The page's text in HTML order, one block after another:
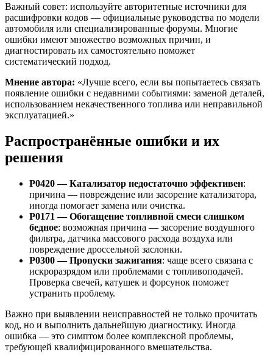
Важный совет: используйте авторитетные источники для
расшифровки кодов — официальные руководства по модели
автомобиля или специализированные форумы. Многие
ошибки имеют множество возможных причин, и
диагностировать их самостоятельно поможет
систематический подход.
Мнение автора: «Лучше всего, если вы попытаетесь связать
появление ошибки с недавними событиями: заменой деталей,
использованием некачественного топлива или неправильной
эксплуатацией.»
Распространённые ошибки и их
решения
P0420 — Катализатор недостаточно эффективен:
причина — повреждение или засорение катализатора,
иногда помогает замена или очистка.
P0171 — Обогащение топливной смеси слишком
бедное: возможная причина — засорение воздушного
фильтра, датчика массового расхода воздуха или
повреждение дроссельной заслонки.
P0300 — Пропуски зажигания: чаще всего связана с
искроразрядом или проблемами с топливоподачей.
Проверка свечей, катушек и форсунок поможет
устранить проблему.
Важно при выявлении неисправностей не только прочитать
код, но и выполнить дальнейшую диагностику. Иногда
ошибка — это симптом более комплексной проблемы,
требующей квалифицированного вмешательства.